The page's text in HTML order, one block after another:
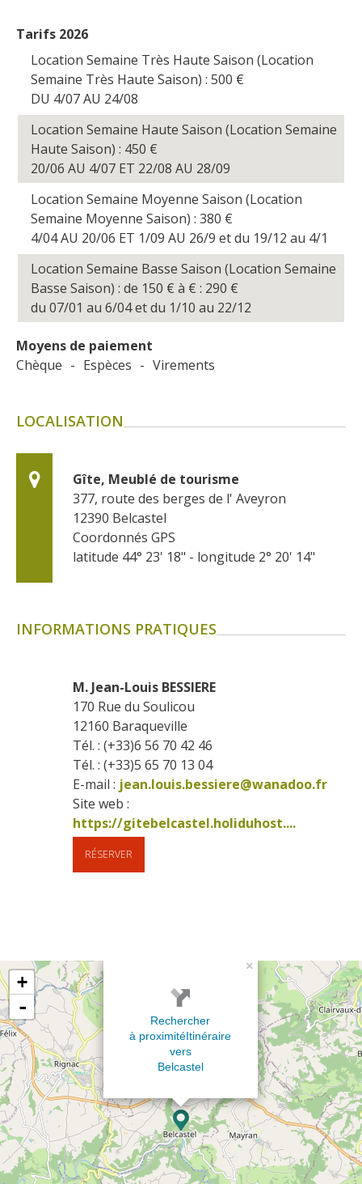
Tarifs 2026
Location Semaine Très Haute Saison (Location
Semaine Très Haute Saison) : 500 €
DU 4/07 AU 24/08
Location Semaine Haute Saison (Location Semaine
Haute Saison) : 450 €
20/06 AU 4/07 ET 22/08 AU 28/09
Location Semaine Moyenne Saison (Location
Semaine Moyenne Saison) : 380 €
4/04 AU 20/06 ET 1/09 AU 26/9 et du 19/12 au 4/1
Location Semaine Basse Saison (Location Semaine
Basse Saison) : de 150 € à € : 290 €
du 07/01 au 6/04 et du 1/10 au 22/12
Moyens de paiement
Chèque - Espèces - Virements
LOCALISATION
Gîte, Meublé de tourisme
377, route des berges de l' Aveyron
12390 Belcastel
Coordonnés GPS
latitude 44° 23' 18" - longitude 2° 20' 14"
INFORMATIONS PRATIQUES
M. Jean-Louis BESSIERE
170 Rue du Soulicou
12160 Baraqueville
Tél. : (+33)6 56 70 42 46
Tél. : (+33)5 65 70 13 04
E-mail : jean.louis.bessiere@wanadoo.fr
https://gitebelcastel.holiduhost....
RÉSERVER
×
Rechercher
à proximitéItinéraire
vers
Belcastel
+
-